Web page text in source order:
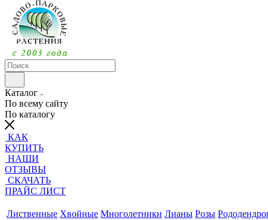
Каталог
По всему сайту
По каталогу
КАК
КУПИТЬ
НАШИ
ОТЗЫВЫ
СКАЧАТЬ
ПРАЙС ЛИСТ
Лиственные Хвойные Многолетники Лианы Розы